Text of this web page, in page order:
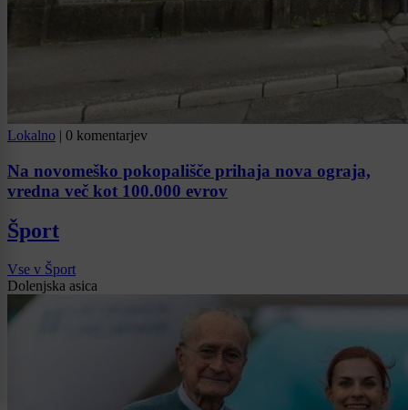
Lokalno | 0 komentarjev
Na novomeško pokopališče prihaja nova ograja,
vredna več kot 100.000 evrov
Šport
Vse v Šport
Dolenjska asica